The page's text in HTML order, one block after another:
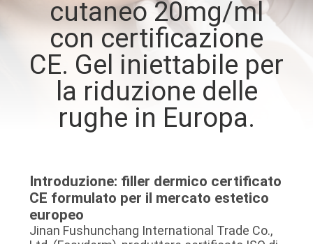
CONTROLLO
DELLA
QUALITÀ
CONTATTACI
NOTIZIE
CASI
cutaneo 20mg/ml
con certificazione
CE. Gel iniettabile per
la riduzione delle
rughe in Europa.
Introduzione: filler dermico certificato
CE formulato per il mercato estetico
europeo
Jinan Fushunchang International Trade Co.,